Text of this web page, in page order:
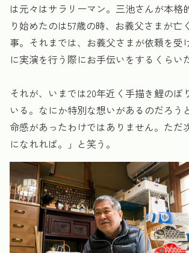
は元々はサラリーマン。三池さんが本格
り始めたのは57歳の時、お義父さまが亡
事。それまでは、お義父さまが依頼を受
に実演を行う際にお手伝いをするくらい
それが、いまでは20年近く手描き鯉のぼ
いる。なにか特別な想いがあるのだろう
命感があったわけではありません。ただ
になれれば。」と笑う。